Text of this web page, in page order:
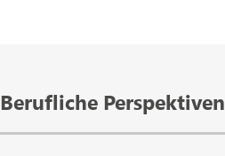
Berufliche Perspektiven